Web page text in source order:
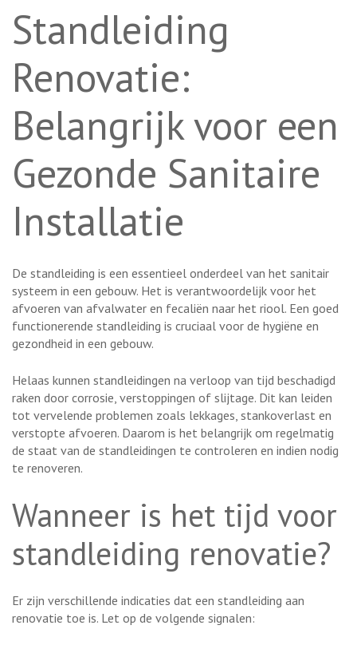
Standleiding
Renovatie:
Belangrijk voor een
Gezonde Sanitaire
Installatie
De standleiding is een essentieel onderdeel van het sanitair
systeem in een gebouw. Het is verantwoordelijk voor het
afvoeren van afvalwater en fecaliën naar het riool. Een goed
functionerende standleiding is cruciaal voor de hygiëne en
gezondheid in een gebouw.
Helaas kunnen standleidingen na verloop van tijd beschadigd
raken door corrosie, verstoppingen of slijtage. Dit kan leiden
tot vervelende problemen zoals lekkages, stankoverlast en
verstopte afvoeren. Daarom is het belangrijk om regelmatig
de staat van de standleidingen te controleren en indien nodig
te renoveren.
Wanneer is het tijd voor
standleiding renovatie?
Er zijn verschillende indicaties dat een standleiding aan
renovatie toe is. Let op de volgende signalen: